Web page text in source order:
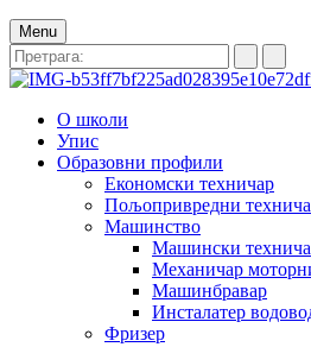
Menu
О школи
Упис
Образовни профили
Економски техничар
Пољопривредни
Машинство
Машински
Механичар
Машинбравар
Инсталатер
Фризер